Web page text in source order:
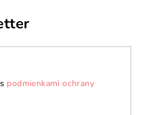
podmienkami ochrany